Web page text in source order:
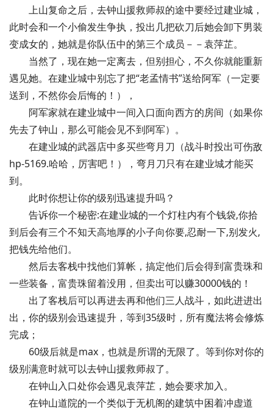
上山复命之后，去钟山援救师叔的途中要经过建业城，
此时会和一个小偷发生争执，投出几把砍刀后她会卸下男装
变成女的，她就是你队伍中的第三个成员－－袁萍芷。
当然了，现在她一定离去，但别担心，不久你就能重新
遇见她。在建业城中别忘了把“老孟情书”送给阿军（一定要
送到，不然你会后悔的！），
阿军家就在建业城中一间入口面向西方的房间（如果你
先去了钟山，那么可能会见不到阿军）。
在建业城的武器店中多买些弯月刀（战斗时投出可伤敌
hp-5169.哈哈，厉害吧！），弯月刀只有在建业城才能买
到。
此时你想让你的级别迅速提升吗？
告诉你一个秘密:在建业城的一个灯柱内有个钱袋,你拾
到后会有三个不知天高地厚的小子向你要,忍耐一下,别发火,
把钱先给他们。
然后去客栈中找他们算帐，搞定他们后会得到富贵珠和
一些装备，富贵珠留着没用，但卖出可以赚30000钱的！
出了客栈后可以再进去再和他们三人战斗，如此进进出
出，你的级别会迅速提升，等到35级时，所有魔法将会修炼
完成；
60级后就是max，也就是所谓的无限了。等到你对你的
级别满意时就可以去钟山援救师叔了。
在钟山入口处你会遇见袁萍芷，她会要求加入。
在钟山道院的一个类似于无机阁的建筑中困着冲虚道